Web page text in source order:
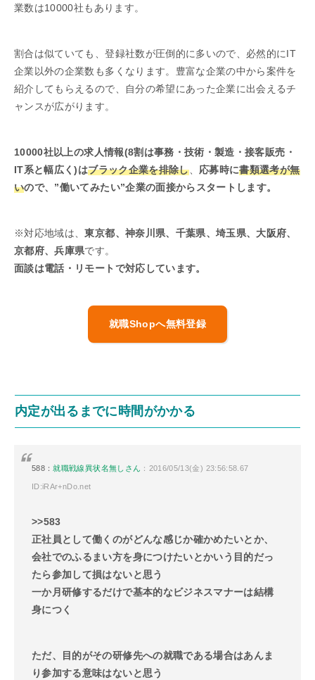
業数は10000社もあります。
割合は似ていても、登録社数が圧倒的に多いので、必然的にIT
企業以外の企業数も多くなります。豊富な企業の中から案件を
紹介してもらえるので、自分の希望にあった企業に出会えるチ
ャンスが広がります。
10000社以上の求人情報(8割は事務・技術・製造・接客販売・
IT系と幅広く)はブラック企業を排除し、 応募時に書類選考が無
いので、”働いてみたい”企業の面接からスタートします。
※対応地域は、東京都、神奈川県、千葉県、埼玉県、大阪府、
京都府、兵庫県です。
面談は電話・リモートで対応しています。
就職Shopへ無料登録
内定が出るまでに時間がかかる
588：就職戦線異状名無しさん ：2016/05/13(金) 23:56:58.67
ID:iRAr+nDo.net
>>583
正社員として働くのがどんな感じか確かめたいとか、
会社でのふるまい方を身につけたいとかいう目的だっ
たら参加して損はないと思う
一か月研修するだけで基本的なビジネスマナーは結構
身につく
ただ、目的がその研修先への就職である場合はあんま
り参加する意味はないと思う